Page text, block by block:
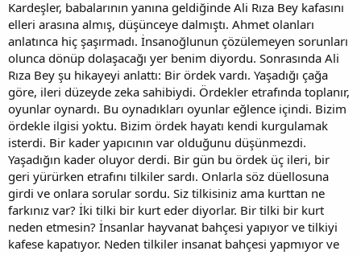
Kardeşler, babalarının yanına geldiğinde Ali Rıza Bey kafasını
elleri arasına almış, düşünceye dalmıştı. Ahmet olanları
anlatınca hiç şaşırmadı. İnsanoğlunun çözülemeyen sorunları
olunca dönüp dolaşacağı yer benim diyordu. Sonrasında Ali
Rıza Bey şu hikayeyi anlattı: Bir ördek vardı. Yaşadığı çağa
göre, ileri düzeyde zeka sahibiydi. Ördekler etrafında toplanır,
oyunlar oynardı. Bu oynadıkları oyunlar eğlence içindi. Bizim
ördekle ilgisi yoktu. Bizim ördek hayatı kendi kurgulamak
isterdi. Bir kader yapıcının var olduğunu düşünmezdi.
Yaşadığın kader oluyor derdi. Bir gün bu ördek üç ileri, bir
geri yürürken etrafını tilkiler sardı. Onlarla söz düellosuna
girdi ve onlara sorular sordu. Siz tilkisiniz ama kurttan ne
farkınız var? İki tilki bir kurt eder diyorlar. Bir tilki bir kurt
neden etmesin? İnsanlar hayvanat bahçesi yapıyor ve tilkiyi
kafese kapatıyor. Neden tilkiler insanat bahçesi yapmıyor ve